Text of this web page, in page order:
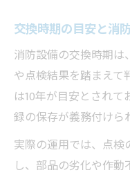
交換時期の目安と消
消防設備の交換時期
や点検結果を踏まえて
は10年が目安とされ
録の保存が義務付けら
実際の運用では、点
し、部品の劣化や作